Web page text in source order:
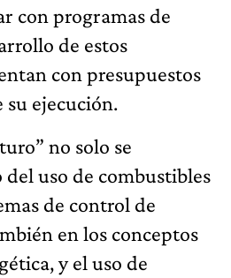
con programas de
de estos
con presupuestos
su ejecución.
no solo se
uso de combustibles
de control de
en los conceptos
y el uso de